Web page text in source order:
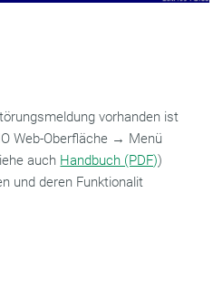
vorhanden ist
Web-Oberfläche → Menü
auch Handbuch (PDF))
und deren Funktionalit